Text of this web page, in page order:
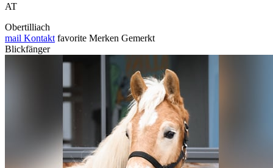
AT
Obertilliach
mail Kontakt favorite Merken Gemerkt
Blickfänger